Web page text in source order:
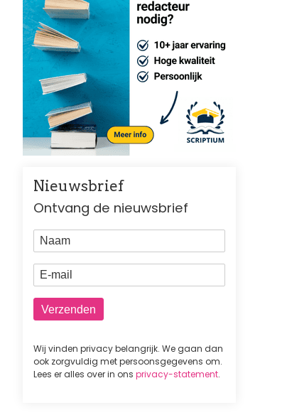
Nieuwsbrief
Ontvang de nieuwsbrief
Naam
E-mail
Wij vinden privacy belangrijk. We gaan dan
ook zorgvuldig met persoonsgegevens om.
Lees er alles over in ons privacy-statement.